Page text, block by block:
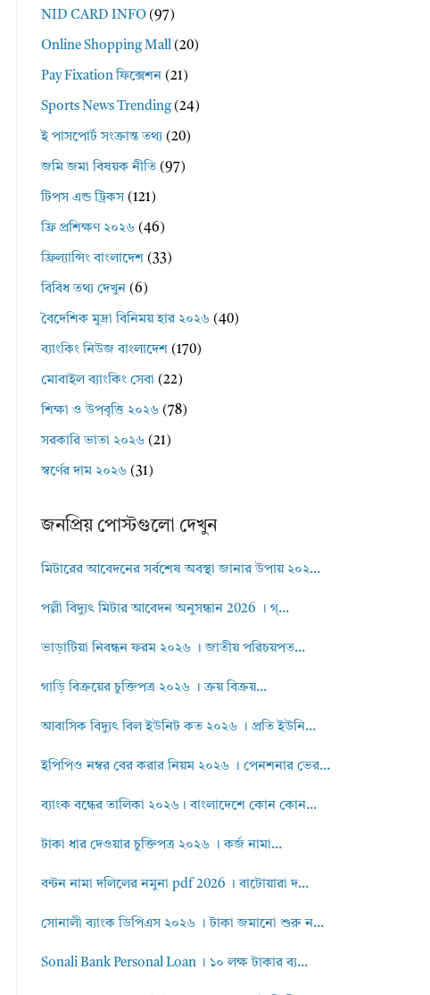
NID CARD INFO (97)
Online Shopping Mall (20)
Pay Fixation ফিক্সেশন (21)
Sports News Trending(24)
ই পাসপোর্ট সংক্রান্ত তথ্য (20)
জমি জমা বিষয়ক নীতি (97)
টিপস এন্ড ট্রিকস (121)
ফ্রি প্রশিক্ষণ ২০২৬ (46)
ফ্রিল্যান্সিং বাংলাদেশ (33)
বিবিধ তথ্য দেখুন (6)
বৈদেশিক মুদ্রা বিনিময় হার ২০২৬ (40)
ব্যাংকিং নিউজ বাংলাদেশ (170)
মোবাইল ব্যাংকিং সেবা (22)
শিক্ষা ও উপবৃত্তি ২০২৬ (78)
সরকারি ভাতা ২০২৬ (21)
স্বর্ণের দাম ২০২৬ (31)
জনপ্রিয় পোস্টগুলো দেখুন
মিটারের আবেদনের সর্বশেষ অবস্থা জানার উপায় ২০২...
পল্লী বিদ্যুৎ মিটার আবেদন অনুসন্ধান 2026 । গ্...
ভাড়াটিয়া নিবন্ধন ফরম ২০২৬ । জাতীয় পরিচয়পত...
গাড়ি বিক্রয়ের চুক্তিপত্র ২০২৬ । ক্রয় বিক্রয়...
আবাসিক বিদ্যুৎ বিল ইউনিট কত ২০২৬ । প্রতি ইউনি...
ইপিপিও নম্বর বের করার নিয়ম ২০২৬ । পেনশনার ভের...
ব্যাংক বন্ধের তালিকা ২০২৬। বাংলাদেশে কোন কোন...
টাকা ধার দেওয়ার চুক্তিপত্র ২০২৬ । কর্জ নামা...
বন্টন নামা দলিলের নমুনা pdf 2026 । বাটোয়ারা দ...
সোনালী ব্যাংক ডিপিএস ২০২৬ । টাকা জমানো শুরু ন...
Sonali Bank Personal Loan । ১০ লক্ষ টাকার ব্য...